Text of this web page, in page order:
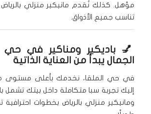
مؤهل. كذلك نُقدم مانيكير منزلي بالرياض
تناسب جميع الأذواق.
💅 باديكير ومناكير في حي
الجمال يبدأ من العناية الذاتية
في حي الملقا، نخدمك بأعلى مستوى
إليك تجربة سبا متكاملة داخل بيتك تشمل
ومانيكير منزلي بالرياض بخطوات احترافية